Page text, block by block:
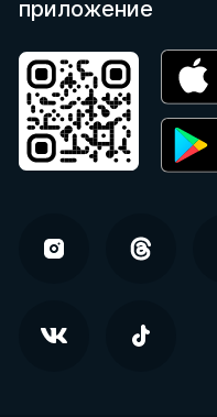
приложение